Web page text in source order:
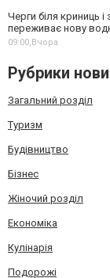
Черги біля криниць і
переживає нову
09:00,Вчора
Рубрики
Загальний розділ
Туризм
Будівництво
Бізнес
Жіночий розділ
Економіка
Кулінарія
Подорожі